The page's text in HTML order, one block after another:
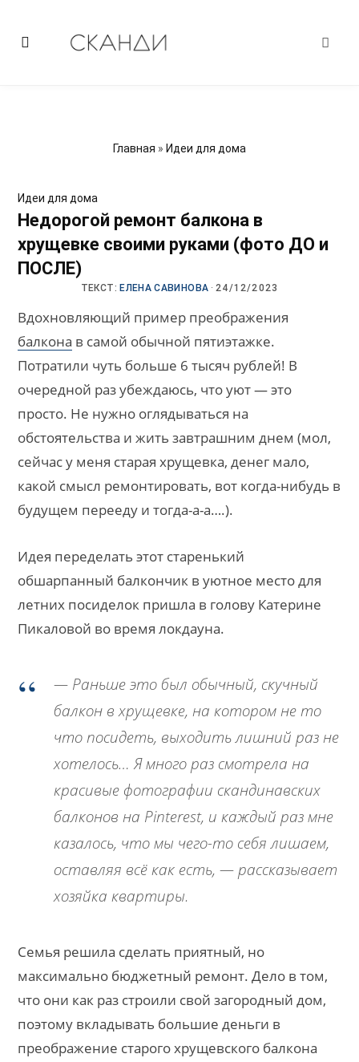
Главная » Идеи для дома
Идеи для дома
Недорогой ремонт балкона в
хрущевке своими руками (фото ДО и
ПОСЛЕ)
ТЕКСТ: ЕЛЕНА САВИНОВА ·24/12/2023
Вдохновляющий пример преображения
балкона в самой обычной пятиэтажке.
Потратили чуть больше 6 тысяч рублей! В
очередной раз убеждаюсь, что уют — это
просто. Не нужно оглядываться на
обстоятельства и жить завтрашним днем (мол,
сейчас у меня старая хрущевка, денег мало,
какой смысл ремонтировать, вот когда-нибудь в
будущем перееду и тогда-а-а….).
Идея переделать этот старенький
обшарпанный балкончик в уютное место для
летних посиделок пришла в голову Катерине
Пикаловой во время локдауна.
— Раньше это был обычный, скучный
балкон в хрущевке, на котором не то
что посидеть, выходить лишний раз не
хотелось… Я много раз смотрела на
красивые фотографии скандинавских
балконов на Pinterest, и каждый раз мне
казалось, что мы чего-то себя лишаем,
оставляя всё как есть, — рассказывает
хозяйка квартиры.
Семья решила сделать приятный, но
максимально бюджетный ремонт. Дело в том,
что они как раз строили свой загородный дом,
поэтому вкладывать большие деньги в
преображение старого хрущевского балкона